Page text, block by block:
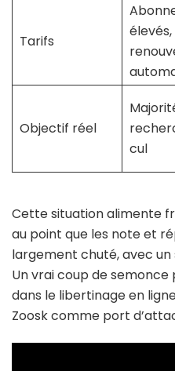
Tarifs
élevés,
Objectif réel
cul
Cette situation alimente
au point que les note et
largement chuté, avec
Un vrai coup de
dans le libertinage en
Zoosk comme port